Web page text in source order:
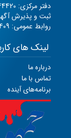
دفتر مرکزی: 02177644420
ثبت و پذیرش آگهی:
روابط عمومی: 02177644409
لینک های
درباره ما
تماس با ما
برنامه‌های آینده